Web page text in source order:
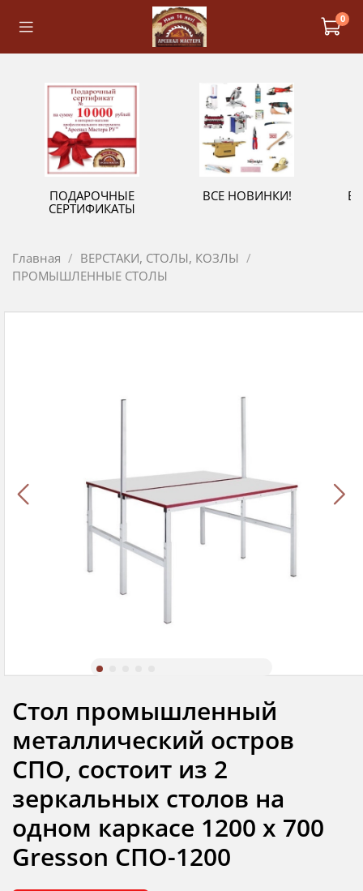
0
ПОДАРОЧНЫЕ
СЕРТИФИКАТЫ
ВСЕ НОВИНКИ!
Главная
ВЕРСТАКИ, СТОЛЫ, КОЗЛЫ
ПРОМЫШЛЕННЫЕ СТОЛЫ
Стол промышленный
металлический остров
СПО, состоит из 2
зеркальных столов на
одном каркасе 1200 х 700
Gresson СПО-1200